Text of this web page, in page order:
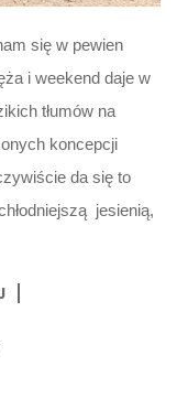
się w pewien
i weekend daje w
tłumów na
koncepcji
da się to
jesienią,